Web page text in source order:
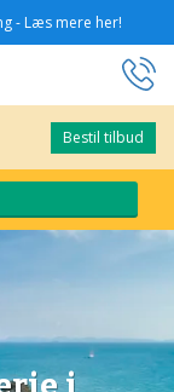
- Læs mere her!
Bestil tilbud
Bestil tilbud